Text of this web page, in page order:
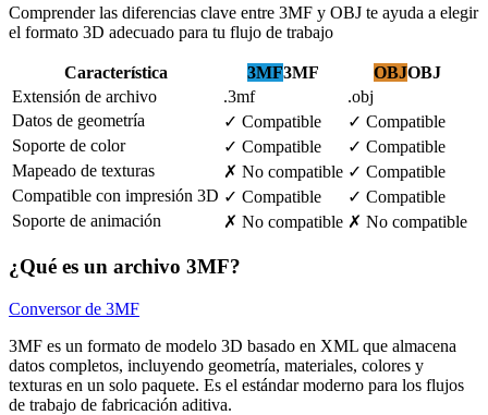
Comprender las diferencias clave entre 3MF y OBJ te ayuda a elegir
el formato 3D adecuado para tu flujo de trabajo
Característica 3MF3MF OBJOBJ
Extensión de archivo
.3mf
.obj
Datos de geometría
✓ Compatible ✓ Compatible
Soporte de color
✓ Compatible ✓ Compatible
Mapeado de texturas
✗ No compatible ✓ Compatible
Compatible con impresión 3D ✓ Compatible ✓ Compatible
Soporte de animación
✗ No compatible ✗ No compatible
¿Qué es un archivo 3MF?
Conversor de 3MF
3MF es un formato de modelo 3D basado en XML que almacena
datos completos, incluyendo geometría, materiales, colores y
texturas en un solo paquete. Es el estándar moderno para los flujos
de trabajo de fabricación aditiva.